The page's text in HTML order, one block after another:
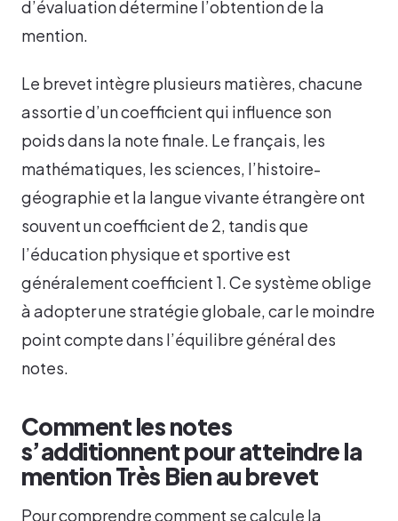
d’évaluation détermine l’obtention de la
mention.
Le brevet intègre plusieurs matières, chacune
assortie d’un coefficient qui influence son
poids dans la note finale. Le français, les
mathématiques, les sciences, l’histoire-
géographie et la langue vivante étrangère ont
souvent un coefficient de 2, tandis que
l’éducation physique et sportive est
généralement coefficient 1. Ce système oblige
à adopter une stratégie globale, car le moindre
point compte dans l’équilibre général des
notes.
Comment les notes
s’additionnent pour atteindre la
mention Très Bien au brevet
Pour comprendre comment se calcule la